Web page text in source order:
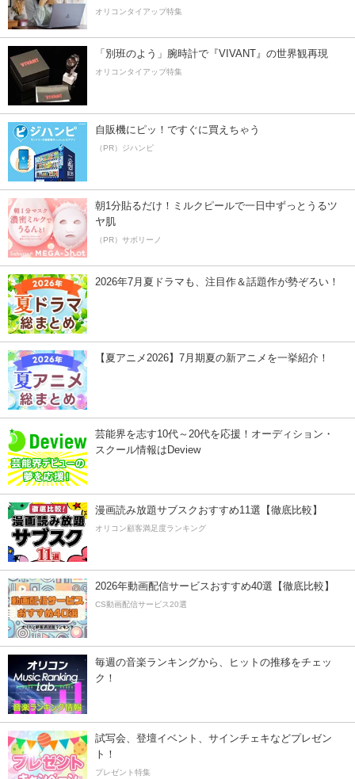
オリコンタイアップ特集
「別班のよう」腕時計で『VIVANT』の世界観再現
オリコンタイアップ特集
自販機にピッ！ですぐに買えちゃう
（PR）ジハンピ
朝1分貼るだけ！ミルクピールで一日中ずっとうるツ
ヤ肌
（PR）サボリーノ
2026年7月夏ドラマも、注目作＆話題作が勢ぞろい！
【夏アニメ2026】7月期夏の新アニメを一挙紹介！
芸能界を志す10代～20代を応援！オーディション・
スクール情報はDeview
漫画読み放題サブスクおすすめ11選【徹底比較】
オリコン顧客満足度ランキング
2026年動画配信サービスおすすめ40選【徹底比較】
CS動画配信サービス20選
毎週の音楽ランキングから、ヒットの推移をチェッ
ク！
試写会、登壇イベント、サインチェキなどプレゼン
ト！
プレゼント特集